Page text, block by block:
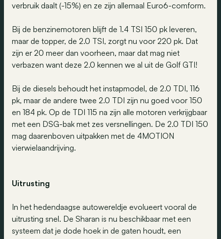
verbruik daalt (-15%) en ze zijn allemaal Euro6-comform.
Bij de benzinemotoren blijft de 1.4 TSI 150 pk leveren,
maar de topper, de 2.0 TSI, zorgt nu voor 220 pk. Dat
zijn er 20 meer dan voorheen, maar dat mag niet
verbazen want deze 2.0 kennen we al uit de Golf GTI!
Bij de diesels behoudt het instapmodel, de 2.0 TDI, 116
pk, maar de andere twee 2.0 TDI zijn nu goed voor 150
en 184 pk. Op de TDI 115 na zijn alle motoren verkrijgbaar
met een DSG-bak met zes versnellingen. De 2.0 TDI 150
mag daarenboven uitpakken met de 4MOTION
vierwielaandrijving.
Uitrusting
In het hedendaagse autowereldje evolueert vooral de
uitrusting snel. De Sharan is nu beschikbaar met een
systeem dat je dode hoek in de gaten houdt, een